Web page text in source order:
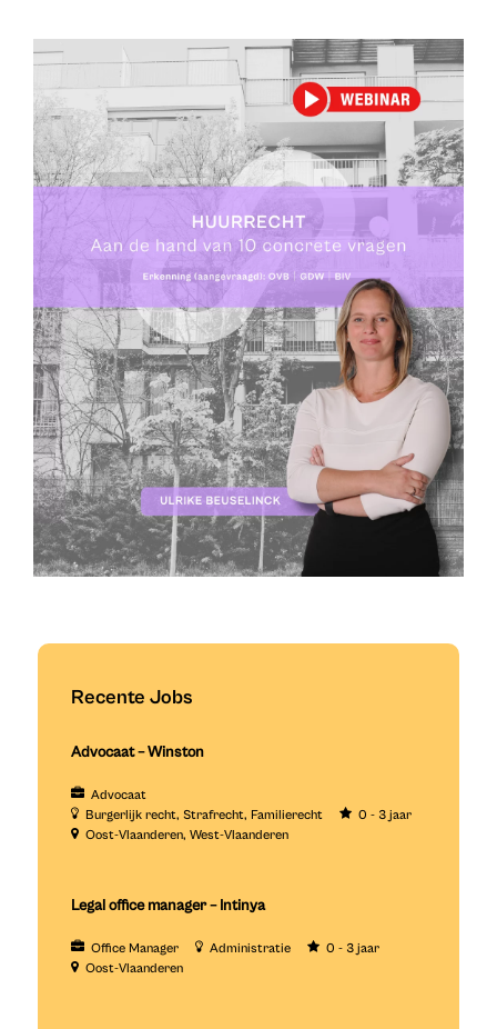
Recente Jobs
Advocaat – Winston
Advocaat
Burgerlijk recht Strafrecht Familierecht
0 - 3 jaar
Oost-Vlaanderen West-Vlaanderen
Legal office manager – Intinya
Office Manager Administratie
0 - 3 jaar
Oost-Vlaanderen